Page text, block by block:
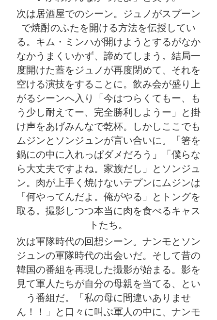
次は居酒屋でのシーン。ジュノがスプーン
で焼酎のふたを開ける方法を伝授してい
る。キム・ミンハが開けようとするがなか
なかうまくいかず、諦めてしまう。結局一
度開けた蓋をジュノが再度閉めて、それを
空ける演技をすることに。飲み会が盛り上
がるシーンへ入り「今はつらくてもー、も
う少し耐えてー、完全勝利しようー」と掛
け声をあげみんなで乾杯。しかしここでも
ムジンとソンジュンが言い合いに。「箸を
鍋にの中に入れっぱダメだろう」「僕らな
ら大丈夫ですよね。家族だし」とソンジュ
ン。肉が上手く焼けないテプンにムジンは
「何やってんだよ。俺がやる」とトングを
取る。撮影しつつ本当に肉を食べるキャス
トたち。
次は軍隊時代の回想シーン。ナンモとソン
ジュンの軍隊時代の出会いだ。そして昔の
韓国の番組を再現した撮影が始まる。影を
見て軍人たちが自分の母親を当てる、とい
う番組だ。「私の母に間違いありませ
ん！！」と口々に叫ぶ軍人の中に、ナンモ